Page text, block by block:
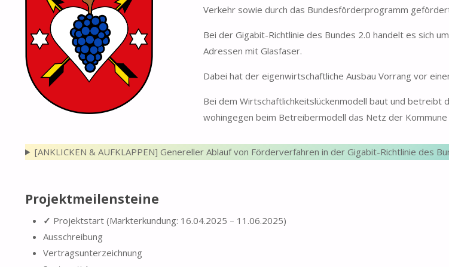
Verkehr sowie durch das Bundesförderprogramm
Bei der Gigabit-Richtlinie des Bundes 2.0 handelt es sich
Adressen mit Glasfaser.
Dabei hat der eigenwirtschaftliche Ausbau Vorrang vor
Bei dem Wirtschaftlichkeitslückenmodell baut und
wohingegen beim Betreibermodell das Netz der
[ANKLICKEN & AUFKLAPPEN] Genereller Ablauf von Förderverfahren in der Gigabit-Richtlinie des
Projektmeilensteine
✓ Projektstart (Markterkundung: 16.04.2025 – 11.06.2025)
Ausschreibung
Vertragsunterzeichnung